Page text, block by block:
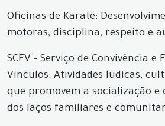
Oficinas de Karatê:
motoras, disciplina, respeito e
SCFV - Serviço de Convivência
Vínculos: Atividades lúdicas,
que promovem a socialização
dos laços familiares e